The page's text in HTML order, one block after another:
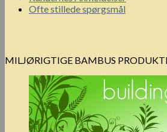
Ofte stillede spørgsmål
MILJØRIGTIGE BAMBUS